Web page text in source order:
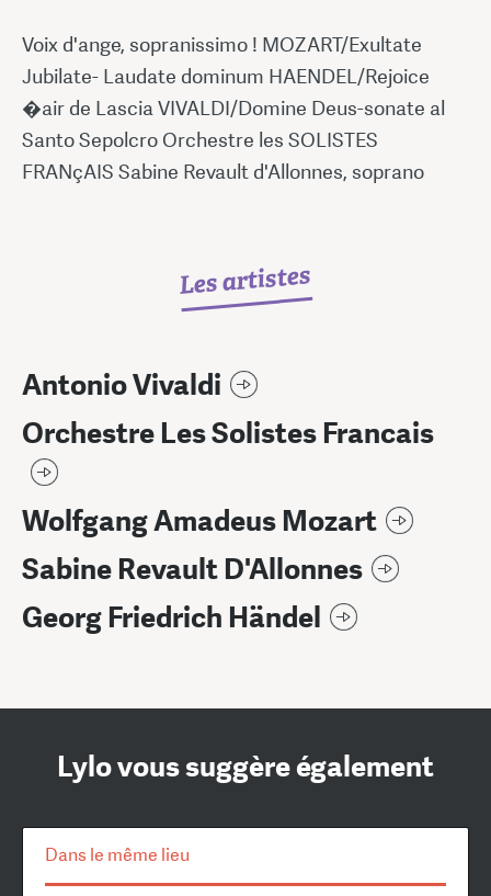
Voix d'ange, sopranissimo ! MOZART/Exultate
Jubilate- Laudate dominum HAENDEL/Rejoice
�air de Lascia VIVALDI/Domine Deus-sonate al
Santo Sepolcro Orchestre les SOLISTES
FRANçAIS Sabine Revault d'Allonnes, soprano
Les artistes
Antonio Vivaldi
Orchestre Les Solistes Francais
Wolfgang Amadeus Mozart
Sabine Revault D'Allonnes
Georg Friedrich Händel
Lylo vous suggère également
Dans le même lieu